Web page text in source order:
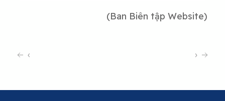
(Ban Biên tập Website)
‹ ›